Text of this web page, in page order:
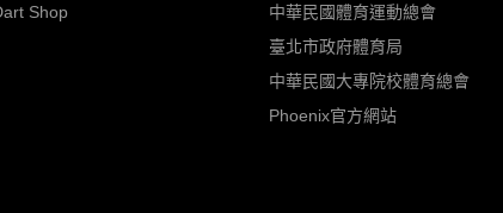
Shop
中華民國體育運動總會
臺北市政府體育局
中華民國大專院校體育總會
Phoenix官方網站